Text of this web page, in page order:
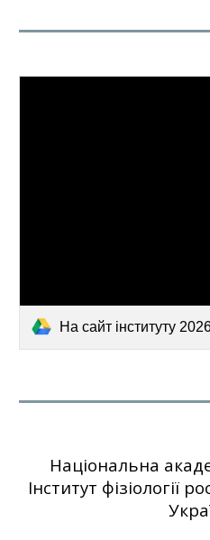
На сайт інституту
Національна
Інститут фізіології